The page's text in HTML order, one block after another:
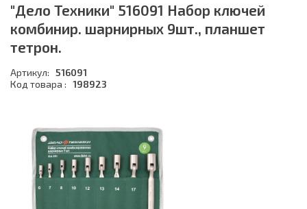
"Дело Техники" 516091 Набор ключей
комбинир. шарнирных 9шт., планшет
тетрон.
Артикул: 516091
Код товара : 198923